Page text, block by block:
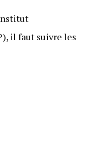
il faut suivre les